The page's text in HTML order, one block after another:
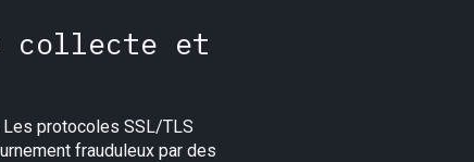
collecte et
protocoles SSL/TLS
frauduleux par des